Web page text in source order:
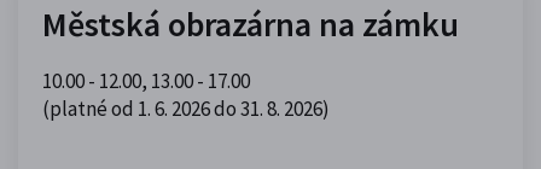
Městská obrazárna na zámku
10.00 - 12.00, 13.00 - 17.00
(platné od 1. 6. 2026 do 31. 8. 2026)